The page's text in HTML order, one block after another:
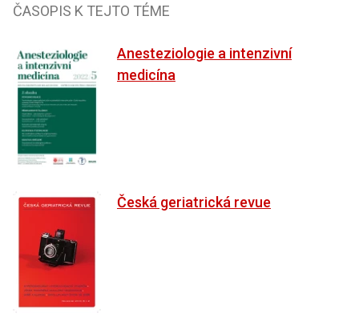
ČASOPIS K TEJTO TÉME
Anesteziologie a intenzivní
medicína
Česká geriatrická revue